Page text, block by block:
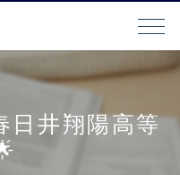
日井翔陽高等